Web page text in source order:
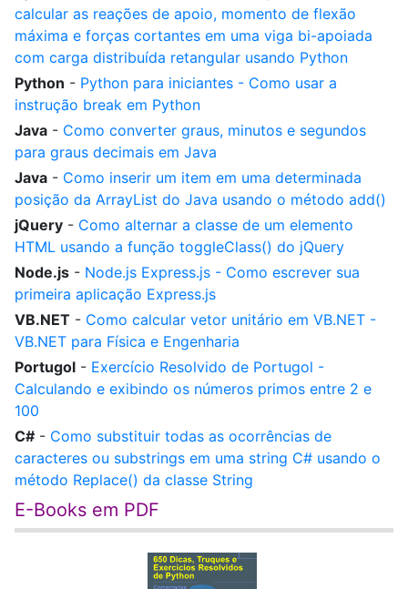
calcular as reações de apoio, momento de flexão
máxima e forças cortantes em uma viga bi-apoiada
com carga distribuída retangular usando Python
Python - Python para iniciantes - Como usar a
instrução break em Python
Java - Como converter graus, minutos e segundos
para graus decimais em Java
Java - Como inserir um item em uma determinada
posição da ArrayList do Java usando o método add()
jQuery - Como alternar a classe de um elemento
HTML usando a função toggleClass() do jQuery
Node.js - Node.js Express.js - Como escrever sua
primeira aplicação Express.js
VB.NET - Como calcular vetor unitário em VB.NET -
VB.NET para Física e Engenharia
Portugol - Exercício Resolvido de Portugol -
Calculando e exibindo os números primos entre 2 e
100
C# - Como substituir todas as ocorrências de
caracteres ou substrings em uma string C# usando o
método Replace() da classe String
E-Books em PDF